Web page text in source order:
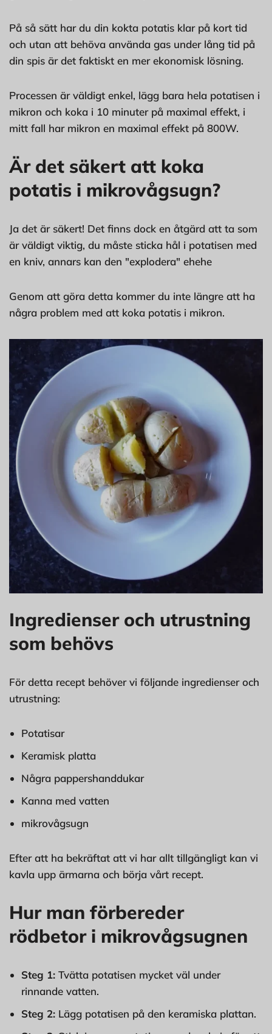
På så sätt har du din kokta potatis klar på kort tid
och utan att behöva använda gas under lång tid på
din spis är det faktiskt en mer ekonomisk lösning.
Processen är väldigt enkel, lägg bara hela potatisen i
mikron och koka i 10 minuter på maximal effekt, i
mitt fall har mikron en maximal effekt på 800W.
Är det säkert att koka
potatis i mikrovågsugn?
Ja det är säkert! Det finns dock en åtgärd att ta som
är väldigt viktig, du måste sticka hål i potatisen med
en kniv, annars kan den "explodera" ehehe
Genom att göra detta kommer du inte längre att ha
några problem med att koka potatis i mikron.
Ingredienser och utrustning
som behövs
För detta recept behöver vi följande ingredienser och
utrustning:
Potatisar
Keramisk platta
Några pappershanddukar
Kanna med vatten
mikrovågsugn
Efter att ha bekräftat att vi har allt tillgängligt kan vi
kavla upp ärmarna och börja vårt recept.
Hur man förbereder
rödbetor i mikrovågsugnen
Steg 1: Tvätta potatisen mycket väl under
rinnande vatten.
Steg 2: Lägg potatisen på den keramiska plattan.